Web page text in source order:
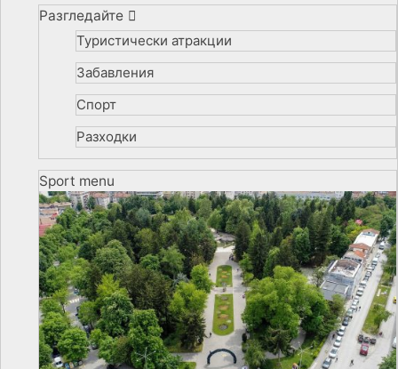
Разгледайте
Туристически атракции
Забавления
Спорт
Разходки
Sport menu